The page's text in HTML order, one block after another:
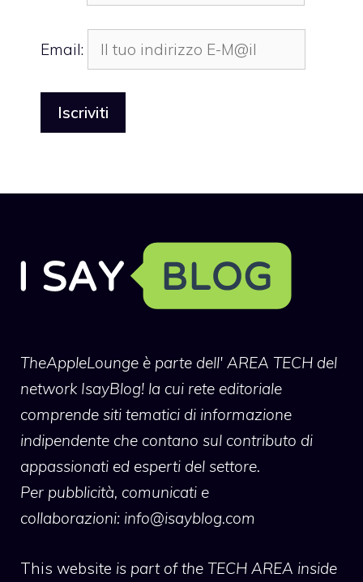
Email:
TheAppleLounge è parte dell' AREA TECH del
network IsayBlog! la cui rete editoriale
comprende siti tematici di informazione
indipendente che contano sul contributo di
appassionati ed esperti del settore.
Per pubblicità, comunicati e
collaborazioni: info@isayblog.com
This website is part of the TECH AREA inside